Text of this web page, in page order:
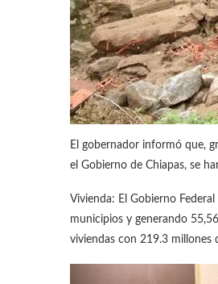
El gobernador informó que,
el Gobierno de Chiapas, se
Vivienda: El Gobierno
municipios y generando
viviendas con 219.3 millones